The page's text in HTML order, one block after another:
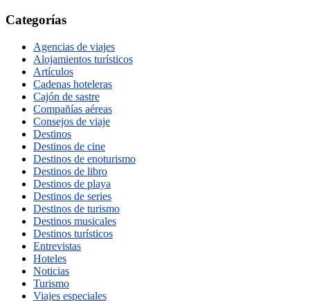
Categorías
Agencias de viajes
Alojamientos turísticos
Artículos
Cadenas hoteleras
Cajón de sastre
Compañías aéreas
Consejos de viaje
Destinos
Destinos de cine
Destinos de enoturismo
Destinos de libro
Destinos de playa
Destinos de series
Destinos de turismo
Destinos musicales
Destinos turísticos
Entrevistas
Hoteles
Noticias
Turismo
Viajes especiales